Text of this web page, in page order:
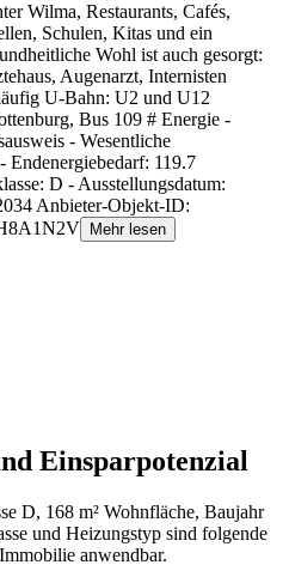
Wilma, Restaurants, Cafés,
Schulen, Kitas und ein
Wohl ist auch gesorgt:
Augenarzt, Internisten
U-Bahn: U2 und U12
Bus 109 # Energie -
- Wesentliche
Endenergiebedarf: 119.7
D - Ausstellungsdatum:
Anbieter-Objekt-ID:
Mehr lesen
Einsparpotenzial
D, 168 m² Wohnfläche, Baujahr
und Heizungstyp sind folgende
anwendbar.